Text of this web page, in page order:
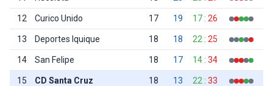
12 Curico Unido 17 19 17 : 26
13 Deportes Iquique 18 18 22 : 25
14 San Felipe 18 17 14 : 34
15 CD Santa Cruz 18 13 22 : 33